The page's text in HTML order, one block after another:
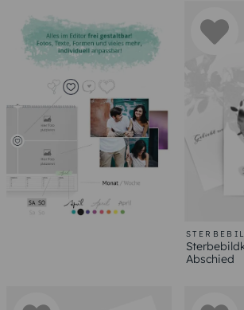
Abschied